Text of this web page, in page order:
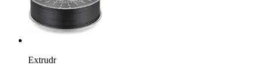
Extrudr